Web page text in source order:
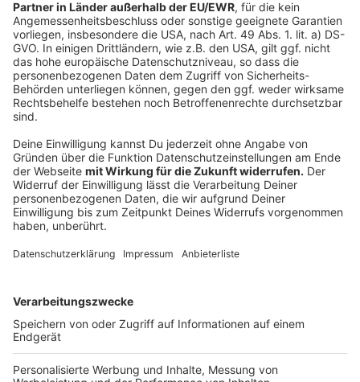
übernimmt die Kosten
Anzeige
Bei Pauschalreisen muss der Reiseveranstalter
verantwortlich, dass der Betroffene vernünftig
hin und pünktlich wieder zurückgeflogen wird. Die
Mehrkosten müssen daher vom Veranstalter
übernommen werden, allerdings nicht die Kosten,
die vielleicht als Folgeschaden auftreten, wenn
Reisegesellschaft oder eine Fluggesellschaft
des Betroffenen selbst ist, wenn sie eben aus
dem Urlaub zu spät am Arbeitsplatz erscheinen.
Mein Tipp: Einen Plan B mit den
Verantwortlichen auf der Arbeit ausmachen. Es
kann passieren, dass diese Zustände den